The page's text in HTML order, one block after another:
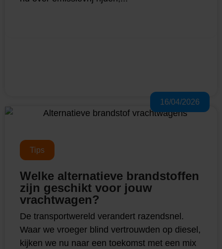
16/04/2026
Tips
Welke alternatieve brandstoffen
zijn geschikt voor jouw
vrachtwagen?
De transportwereld verandert razendsnel.
Waar we vroeger blind vertrouwden op diesel,
kijken we nu naar een toekomst met een mix